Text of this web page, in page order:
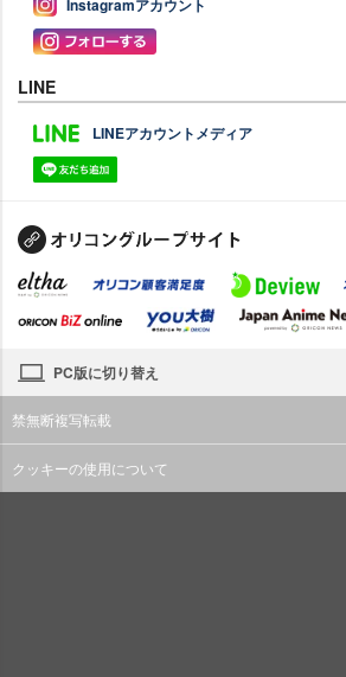
LINE
LINEアカウントメディア
PC版に切り替え
禁無断複写転載
クッキーの使用について